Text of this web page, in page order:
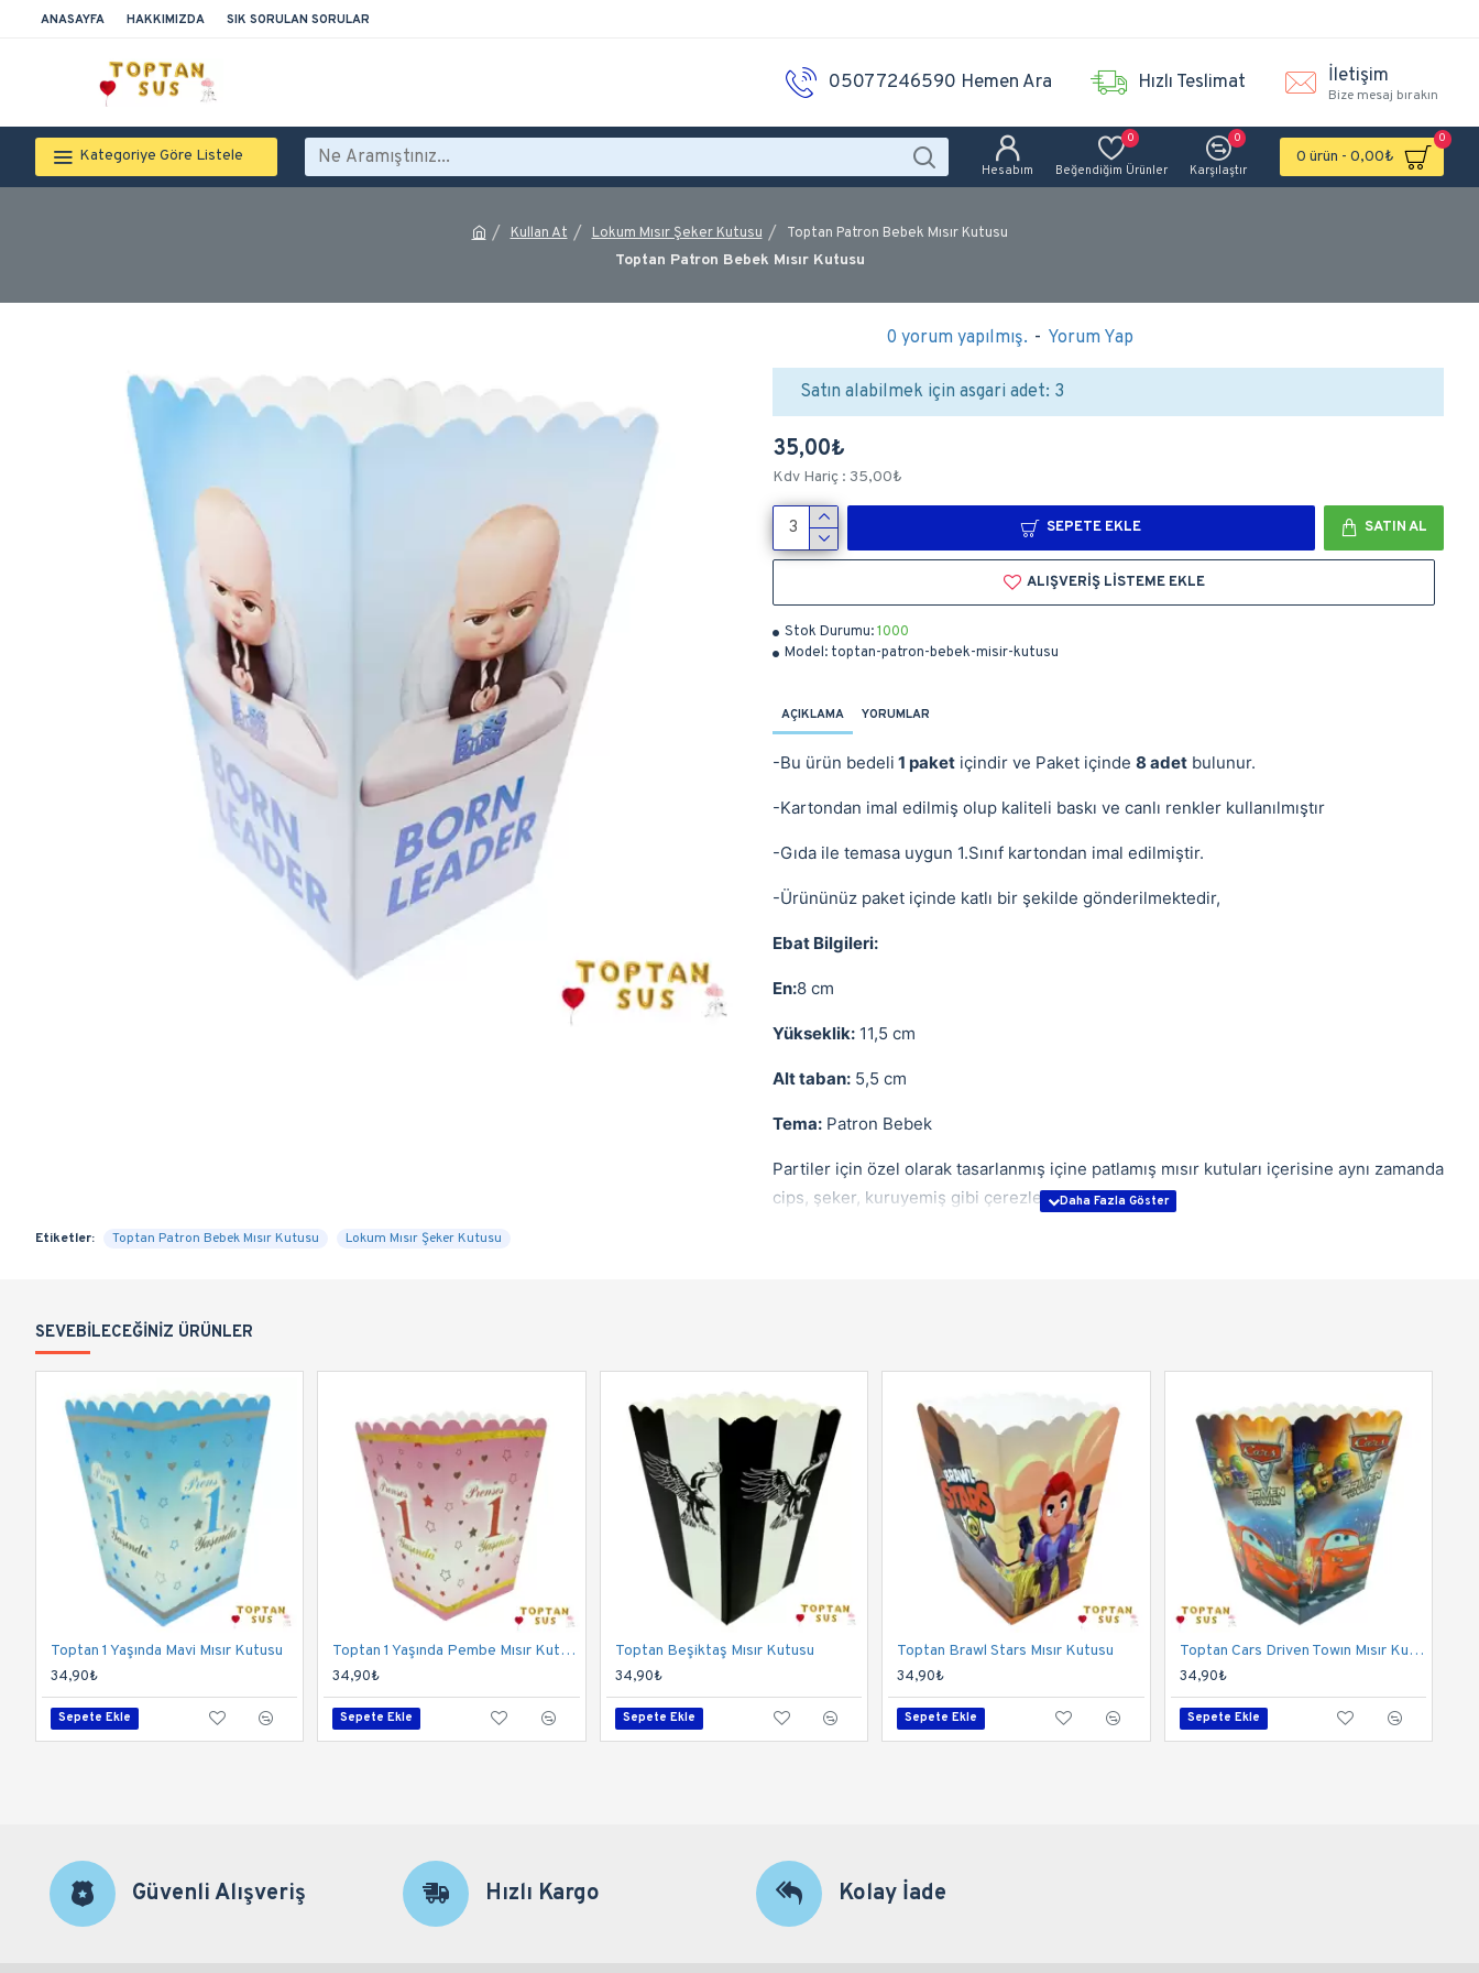
ANASAYFA HAKKIMIZDA SIK SORULAN SORULAR
05077246590 Hemen Ara Hızlı Teslimat İletişim
Bize mesaj bırakın
Kategoriye Göre Listele
Hesabım Beğendiğim Ürünler
0
Karşılaştır
0
0 ürün - 0,00₺
0
Kullan At Lokum Mısır Şeker Kutusu Toptan Patron Bebek Mısır Kutusu
Toptan Patron Bebek Mısır Kutusu
Stok Durumu:1000
Model: toptan-patron-bebek-misir-kutusu
0 yorum yapılmış. - Yorum Yap
35,00₺
Kdv Hariç : 35,00₺
SEPETE EKLE SATIN AL
ALIŞVERIŞ LISTEME EKLE
Satın alabilmek için asgari adet: 3
AÇIKLAMA YORUMLAR
-Bu ürün bedeli 1 paket içindir ve Paket içinde 8 adet bulunur.
-Kartondan imal edilmiş olup kaliteli baskı ve canlı renkler kullanılmıştır
-Gıda ile temasa uygun 1.Sınıf kartondan imal edilmiştir.
-Ürününüz paket içinde katlı bir şekilde gönderilmektedir,
Ebat Bilgileri:
En:8 cm
Yükseklik: 11,5 cm
Alt taban: 5,5 cm
Tema: Patron Bebek
Partiler için özel olarak tasarlanmış içine patlamış mısır kutuları içerisine aynı zamanda
cips, şeker, kuruyemiş gibi çerezler koyabilirsiniz.
Etiketler: Toptan Patron Bebek Mısır Kutusu Lokum Mısır Şeker Kutusu
SEVEBILECEĞINIZ ÜRÜNLER
Toptan 1 Yaşında Mavi Mısır Kutusu
34,90₺
Sepete Ekle
Toptan 1 Yaşında Pembe Mısır Kutusu
34,90₺
Sepete Ekle
Toptan Beşiktaş Mısır Kutusu
34,90₺
Sepete Ekle
Toptan Brawl Stars Mısır Kutusu
34,90₺
Sepete Ekle
Toptan Cars Driven Towın Mısır Kutusu
34,90₺
Sepete Ekle
Güvenli Alışveriş Hızlı Kargo Kolay İade